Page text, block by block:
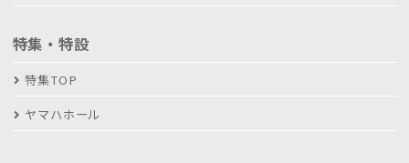
特集・特設
特集TOP
ヤマハホール